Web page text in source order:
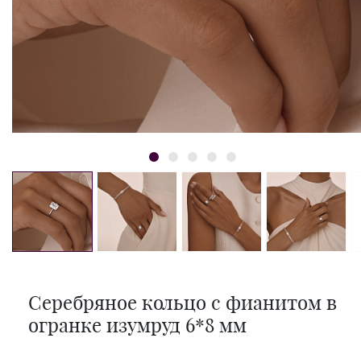
Серебряное кольцо с фианитом в
огранке изумруд 6*8 мм